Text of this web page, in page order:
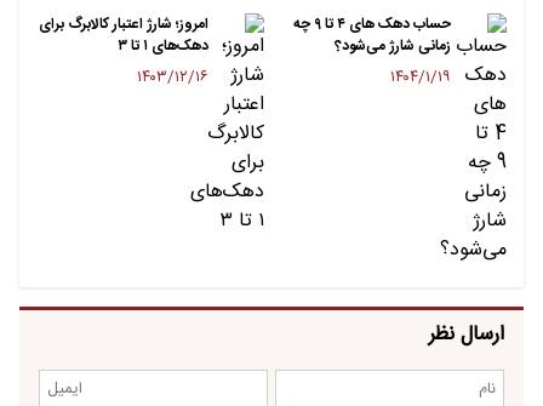
حساب دهک های ۴ تا ۹ چه
زمانی شارژ می‌شود؟
۱۴۰۴/۱/۱۹
امروز؛ شارژ اعتبار کالابرگ برای
دهک‌های ۱ تا ۳
۱۴۰۳/۱۲/۱۶
ارسال نظر